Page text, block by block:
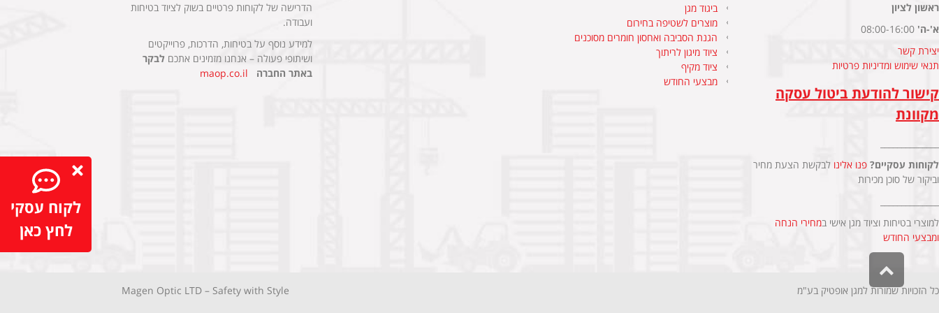
ראשון לציון
א'-ה' 08:00-16:00
יצירת קשר
תנאי שימוש ומדיניות פרטיות
קישור להודעת ביטול עסקה
מקוונת
לקוחות עסקיים? פנו אלינו לבקשת הצעת מחיר
וביקור של סוכן מכירות
למוצרי בטיחות וציוד מגן אישי במחירי הנחה
ומבצעי החודש
ביגוד מגן
מוצרים לשטיפה בחירום
הגנת הסביבה ואחסון חומרים מסוכנים
ציוד מיגון לריתוך
ציוד מקיף
מבצעי החודש
הדרישה של לקוחות פרטיים בשוק לציוד בטיחות
ועבודה.
למידע נוסף על בטיחות, הדרכות, פרוייקטים
ושיתופי פעולה – אנחנו מזמינים אתכם לבקר
באתר החברה
maop.co.il
לקוח עסקי
לחץ כאן
כל הזכויות שמורות למגן אופטיק בע"מ Magen Optic LTD – Safety with Style לראש
העמוד